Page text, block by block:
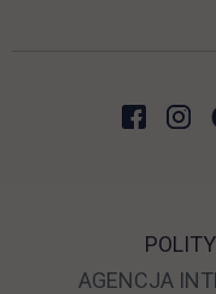
AGENCJA